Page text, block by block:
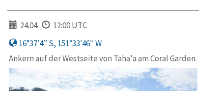
24.04.
12:00 UTC
16°37′4′′ S, 151°33′46′′ W
Ankern auf der Westseite von Taha'a am Coral Garden.